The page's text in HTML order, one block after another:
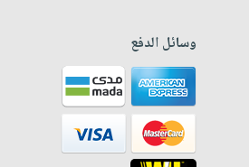
وسائل الدفع